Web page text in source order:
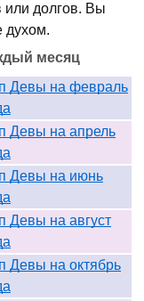
или долгов. Вы
духом.
месяц
Девы на февраль
Девы на апрель
Девы на июнь
Девы на август
Девы на октябрь